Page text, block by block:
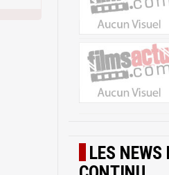
LES NEWS